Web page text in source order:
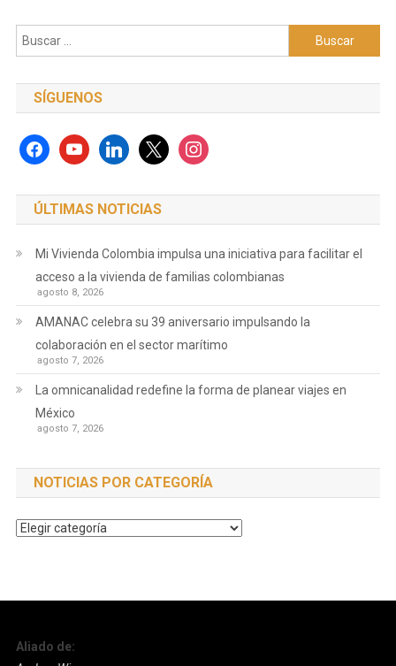
Buscar:
SÍGUENOS
facebookyoutubelinkedinx instagram
ÚLTIMAS NOTICIAS
Mi Vivienda Colombia impulsa una iniciativa para facilitar el
acceso a la vivienda de familias colombianas
agosto 8, 2026
AMANAC celebra su 39 aniversario impulsando la
colaboración en el sector marítimo
agosto 7, 2026
La omnicanalidad redefine la forma de planear viajes en
México
agosto 7, 2026
NOTICIAS POR CATEGORÍA
Noticias
Aliado de: